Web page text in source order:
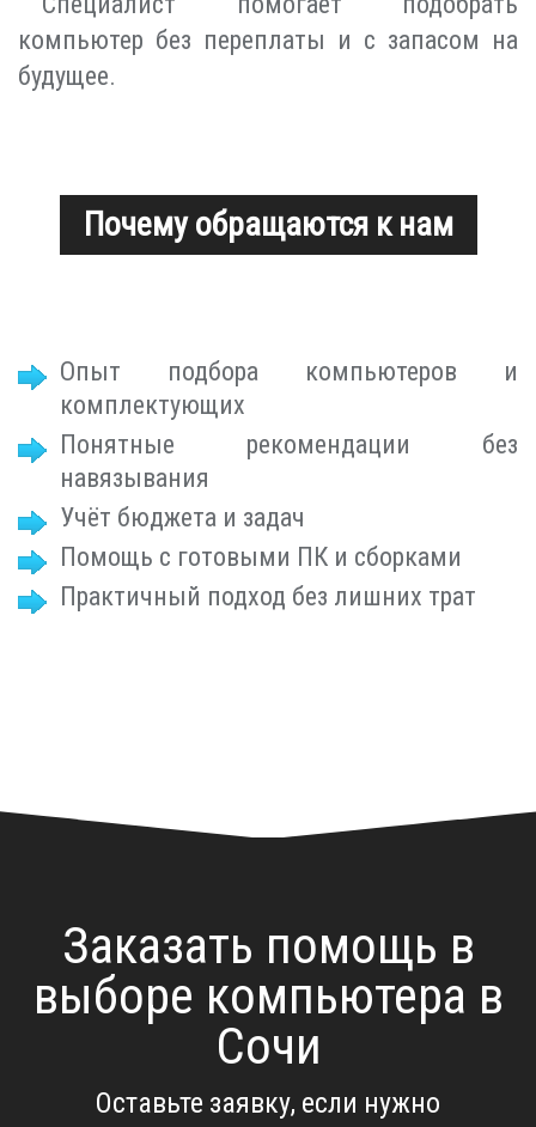
компьютер без переплаты и с запасом на
будущее.
Почему обращаются к нам
Опыт подбора компьютеров и
комплектующих
Понятные рекомендации без
навязывания
Учёт бюджета и задач
Помощь с готовыми ПК и сборками
Практичный подход без лишних трат
Заказать помощь в
выборе компьютера в
Сочи
Оставьте заявку, если нужно